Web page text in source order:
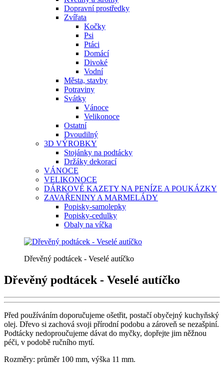
Dopravní prostředky
Zvířata
Kočky
Psi
Ptáci
Domácí
Divoké
Vodní
Města, stavby
Potraviny
Svátky
Vánoce
Velikonoce
Ostatní
Dvoudilný
3D VÝROBKY
Stojánky na podtácky
Držáky dekorací
VÁNOCE
VELIKONOCE
DÁRKOVÉ KAZETY NA PENÍZE A POUKÁZKY
ZAVAŘENINY A MARMELÁDY
Popisky-samolepky
Popisky-cedulky
Obaly na víčka
Dřevěný podtácek - Veselé autíčko
Dřevěný podtácek - Veselé autíčko
Před používáním doporučujeme ošetřit, postačí obyčejný kuchyňský
olej. Dřevo si zachová svoji přírodní podobu a zároveň se nezašpiní.
Podtácky nedoproučujeme dávat do myčky, dopřejte jim něžnou
péči, v podobě ručního mytí.
Rozměry: průměr 100 mm, výška 11 mm.